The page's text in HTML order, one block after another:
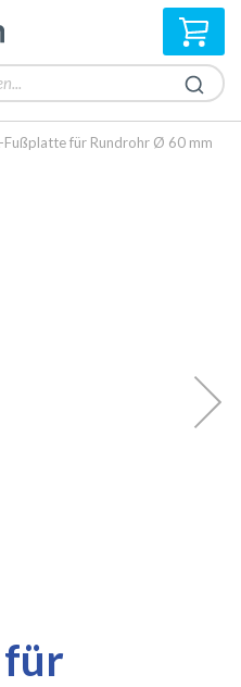
Fußplatte für Rundrohr Ø 60 mm
für